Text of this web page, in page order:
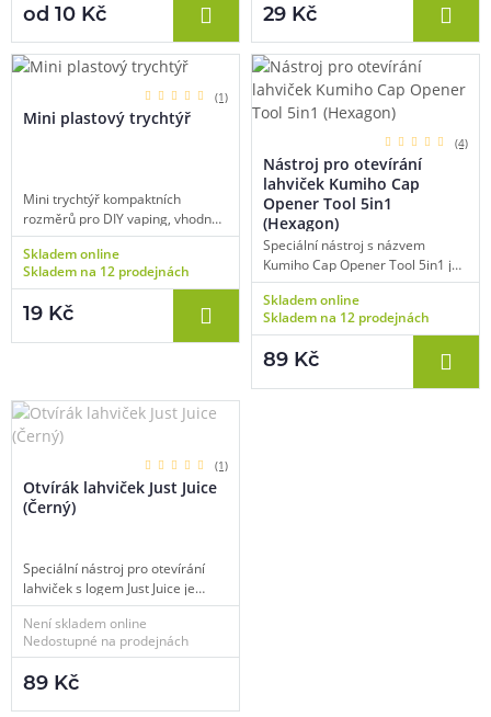
multifunkční využití, balení 1 ks.
od 10 Kč 29 Kč
(1)
Mini plastový trychtýř
Mini trychtýř kompaktních
rozměrů pro DIY vaping, vhodné
pro přípravu vlastních e-liquidů,
ředění bází a další přelévání
složek pro vapování,
ks.
Skladem online
Skladem na 12 prodejnách
19 Kč
(4)
Nástroj pro otevírání
lahviček Kumiho Cap
Opener Tool 5in1
(Hexagon)
Speciální nástroj s názvem
Kumiho Cap Opener Tool 5in1 je
neocenitelnou pomůckou
každého vapera a slouží pro
pohodlné a rychlé otevírání
kapátky například při míchání
Skladem online
Skladem na 12 prodejnách
89 Kč
(1)
Otvírák lahviček Just Juice
(Černý)
Speciální nástroj pro otevírání
lahviček s logem Just Juice je
neocenitelnou pomůckou
každého vapera a slouží pro
pohodlné a rychlé otevírání
kapátka například při míchání
Není skladem online
Nedostupné na prodejnách
89 Kč